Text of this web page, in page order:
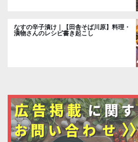
なすの辛子漬け｜【田舎そば川原】料理・
漬物さんのレシピ書き起こし